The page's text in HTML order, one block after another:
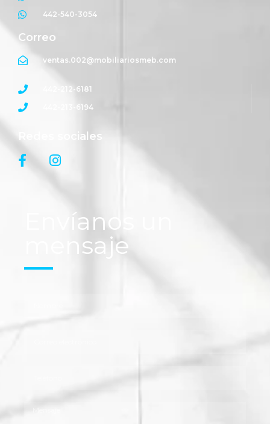
442-540-3054
Correo
ventas.002@mobiliariosmeb.com
442-212-6181
442-213-6194
Redes sociales
Envíanos un
mensaje